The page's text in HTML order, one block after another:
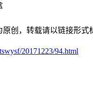
原创，转载请以链接形式
20171223/94.html